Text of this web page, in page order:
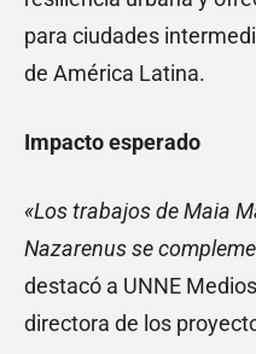
para ciudades
de América Latina.
Impacto esperado
«Los trabajos de Maia
Nazarenus se
destacó a UNNE
directora de los